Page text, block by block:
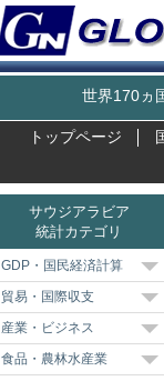
世界170ヵ
トップページ
サウジアラビア
統計カテゴリ
GDP・国民経済計算
貿易・国際収支
産業・ビジネス
食品・農林水産業